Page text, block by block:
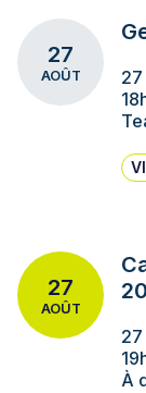
27
AOÛT
27
AOÛT
À